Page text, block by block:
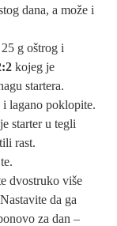
dana, a može i
g oštrog i
kojeg je
startera.
i lagano poklopite.
starter u tegli
rast.
dvostruko više
da ga
za dan –